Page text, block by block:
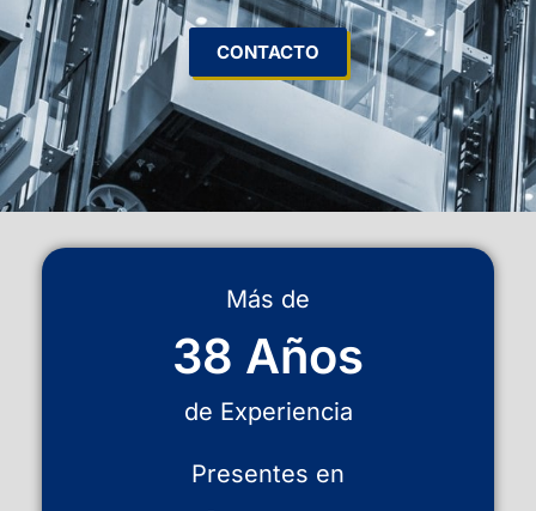
CONTACTO
Más de
38 Años
de Experiencia
Presentes en